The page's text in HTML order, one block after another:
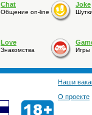
Chat
Общение on-line
Joke
Love
Знакомства Игры
Наши
О проекте